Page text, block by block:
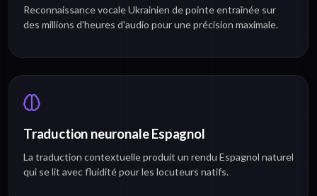
Reconnaissance vocale Ukrainien de pointe entraînée sur
des millions d'heures d'audio pour une précision maximale.
Traduction neuronale Espagnol
La traduction contextuelle produit un rendu Espagnol naturel
qui se lit avec fluidité pour les locuteurs natifs.